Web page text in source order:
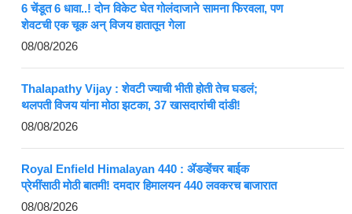
6 चेंडूत 6 धावा..! दोन विकेट घेत गोलंदाजाने सामना फिरवला, पण
शेवटची एक चूक अन् विजय हातातून गेला
08/08/2026
Thalapathy Vijay : शेवटी ज्याची भीती होती तेच घडलं;
थलपती विजय यांना मोठा झटका, 37 खासदारांची दांडी!
08/08/2026
Royal Enfield Himalayan 440 : ॲडव्हेंचर बाईक
प्रेमींसाठी मोठी बातमी! दमदार हिमालयन 440 लवकरच बाजारात
08/08/2026